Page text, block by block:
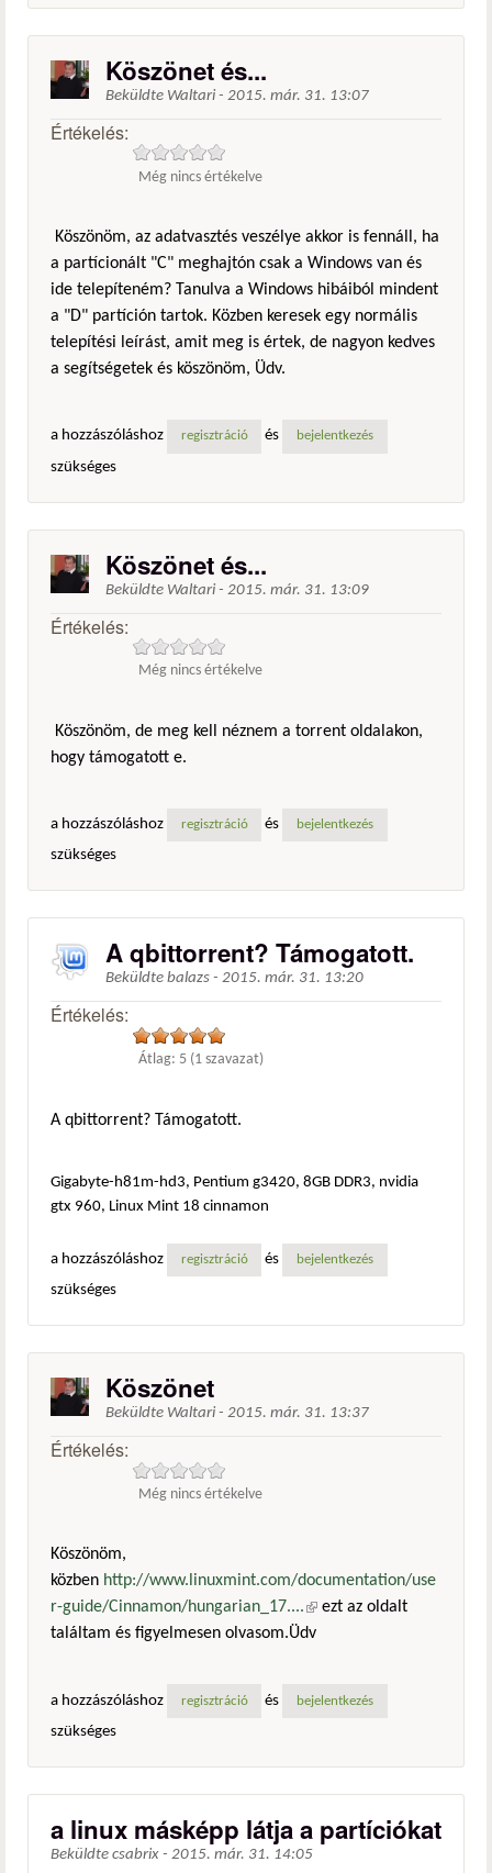
Köszönet és...
Beküldte Waltari - 2015. már. 31. 13:07
Értékelés:
Még nincs értékelve
Köszönöm, az adatvasztés veszélye akkor is fennáll, ha
a partícionált "C" meghajtón csak a Windows van és
ide telepíteném? Tanulva a Windows hibáiból mindent
a "D" partíción tartok. Közben keresek egy normális
telepítési leírást, amit meg is értek, de nagyon kedves
a segítségetek és köszönöm, Üdv.
a hozzászóláshoz regisztráció és bejelentkezés
szükséges
Köszönet és...
Beküldte Waltari - 2015. már. 31. 13:09
Értékelés:
Még nincs értékelve
Köszönöm, de meg kell néznem a torrent oldalakon,
hogy támogatott e.
a hozzászóláshoz regisztráció és bejelentkezés
szükséges
A qbittorrent? Támogatott.
Beküldte balazs - 2015. már. 31. 13:20
Értékelés:
Átlag: 5 (1 szavazat)
A qbittorrent? Támogatott.
Gigabyte-h81m-hd3, Pentium g3420, 8GB DDR3, nvidia
gtx 960, Linux Mint 18 cinnamon
a hozzászóláshoz regisztráció és bejelentkezés
szükséges
Köszönet
Beküldte Waltari - 2015. már. 31. 13:37
Értékelés:
Még nincs értékelve
Köszönöm,
közben http://www.linuxmint.com/documentation/use
r-guide/Cinnamon/hungarian_17....(külső hivatkozás)
ezt az oldalt
találtam és figyelmesen olvasom.Üdv
a hozzászóláshoz regisztráció és bejelentkezés
szükséges
a linux másképp látja a partíciókat
Beküldte csabrix - 2015. már. 31. 14:05